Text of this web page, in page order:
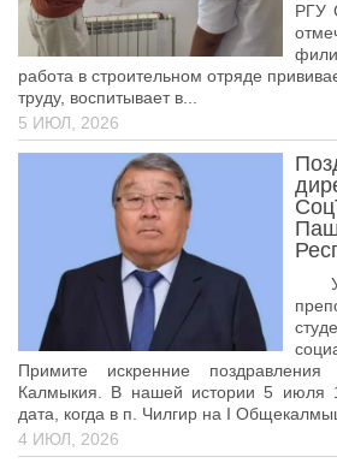
Социальная поддержка студентов
Центр содействия
График учебного процесса
Электронное обучение и
образовательные технологии
Демонстрационный экзамен
Родителям
Образовательный кредит
Памятка обучающимся
КФ РГУ СоцТех
Педагогические чтения памяти
ПЦК
РГУ
работа в строительном отряде
труду, воспитывает в...
5 ИЮЛ, 2026
Примите искренние
Калмыкия. В нашей истории 5 июля
дата, когда в п. Чилгир на I
4 ИЮЛ, 2026